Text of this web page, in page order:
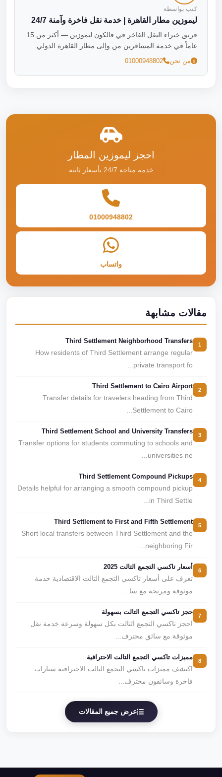
كتب بواسطة
ليموزين مطار القاهرة | خدمة نقل فاخرة وآمنة 24/7
فريق خبراء النقل الفاخر في فالكون ليموزين — أكثر من 15
عاماً في خدمة المسافرين من وإلى مطار القاهرة الدولي.
من نحن 01000948802
احجز ليموزين المطار
خدمة متاحة 24/7 بأسعار ثابتة
01000948802
واتساب
مقالات مشابهة
Third Settlement Neighborhood Transfers
How residents of Third Settlement arrange regular
private transport fo...
Third Settlement to Cairo Airport
Transfer details for travelers heading from Third
Settlement to Cairo...
Third Settlement School and University Transfers
Transfer options for students commuting to schools and
universities ne...
Third Settlement Compound Pickups
Details helpful for arranging a smooth compound pickup
in Third Settle...
Third Settlement to First and Fifth Settlement
Short local transfers between Third Settlement and the
neighboring Fir...
أسعار تاكسي التجمع التالت 2025
تعرف على أسعار تاكسي التجمع التالت الاقتصادية خدمة
موثوقة ومريحة مع سا...
حجز تاكسي التجمع التالت بسهولة
احجز تاكسي التجمع التالت بكل سهولة وسرعة خدمة نقل
موثوقة مع سائق محترف...
مميزات تاكسي التجمع التالت الاحترافية
اكتشف مميزات تاكسي التجمع التالت الاحترافية سيارات
فاخرة وسائقون محترف...
عرض جميع المقالات